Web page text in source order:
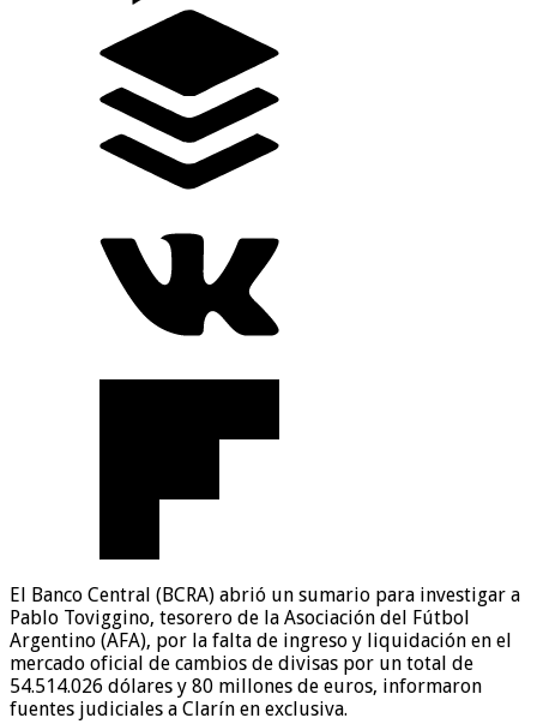
El Banco Central (BCRA) abrió un sumario para investigar a
Pablo Toviggino, tesorero de la Asociación del Fútbol
Argentino (AFA), por la falta de ingreso y liquidación en el
mercado oficial de cambios de divisas por un total de
54.514.026 dólares y 80 millones de euros, informaron
fuentes judiciales a Clarín en exclusiva.